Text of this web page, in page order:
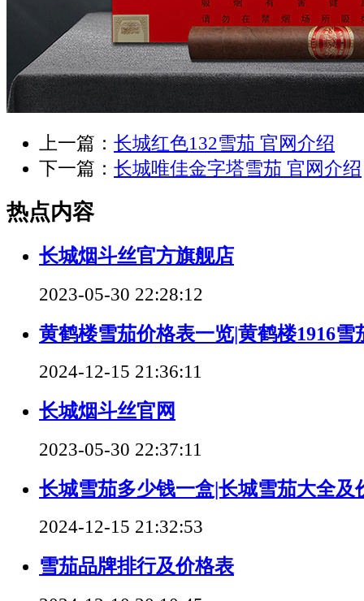
上一篇： 长城红色132雪茄 官网介绍
下一篇： 长城唯佳金字塔雪茄 官网介绍
热点内容
长城烟斗丝官方旗舰店
2023-05-30 22:28:12
黄鹤楼雪茄价格表一览|黄鹤楼1916雪
2024-12-15 21:36:11
长城烟斗丝官网
2023-05-30 22:37:11
长城雪茄多少钱一盒|长城雪茄大全及
2024-12-15 21:32:53
雪茄品牌排行及价格表